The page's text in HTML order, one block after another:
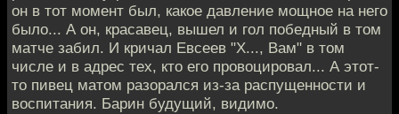
он в тот момент был, какое давление мощное на него
было... А он, красавец, вышел и гол победный в том
матче забил. И кричал Евсеев "Х..., Вам" в том
числе и в адрес тех, кто его провоцировал... А этот-
то пивец матом разорался из-за распущенности и
воспитания. Барин будущий, видимо.